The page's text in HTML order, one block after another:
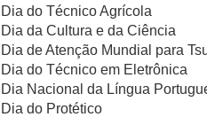
Dia do Técnico Agrícola
Dia da Cultura e da Ciência
Dia de Atenção Mundial para
Dia do Técnico em Eletrônica
Dia Nacional da Língua
Dia do Protético